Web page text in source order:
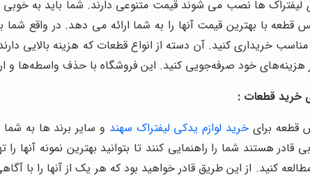
ها نصب می شوند قیمت متنوعی دارند. شما باید به خوبی
با بهترین قیمت آنها را به شما ارائه می دهد. در واقع شما
مناسب خریداری کنید. آن دسته از انواع قطعات که هزینه بالایی
خود صرفه‌جویی کنید. این فروشگاه با حذف واسطه‌ها و
خرید قطعات :
قطعه برای خرید لوازم یدکی لیفتراک سهند و سایر برند ها به
قادر هستند شما را راهنمایی کنند تا بتوانید بهترین نمونه
کنید. از این طریق قادر خواهید بود که هر یک از آنها را با